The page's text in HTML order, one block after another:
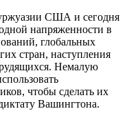
США и сегодня
напряженности в
глобальных
стран, наступления
Немалую
чтобы сделать их
Вашингтона.